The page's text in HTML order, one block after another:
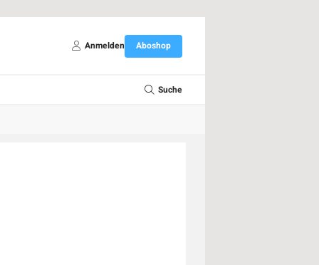
Anmelden Aboshop
Suche